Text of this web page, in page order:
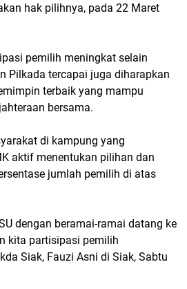
hak pilihnya, pada 22 Maret
pemilih meningkat selain
Pilkada tercapai juga diharapkan
terbaik yang mampu
bersama.
di kampung yang
aktif menentukan pilihan dan
jumlah pemilih di atas
dengan beramai-ramai datang ke
kita partisipasi pemilih
Siak, Fauzi Asni di Siak, Sabtu